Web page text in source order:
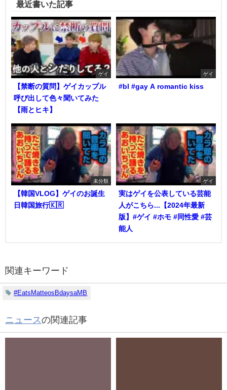
最近書いた記事
ゲイ
【禁断の質問】ゲイカップル
呼び出して色々聞いてみた
【雨とヒキ】
ゲイ
#bl #gay A romantic kiss
未分類
【韓国VLOG】ゲイのお誕生
日韓国旅行🇰🇷
ゲイ
実はゲイを公表している芸能
人がこちら...【2024年最新
版】#ゲイ #ホモ #同性愛 #芸
能人
関連キーワード
#EatsMatteosBdaysaMB
ニュースの関連記事